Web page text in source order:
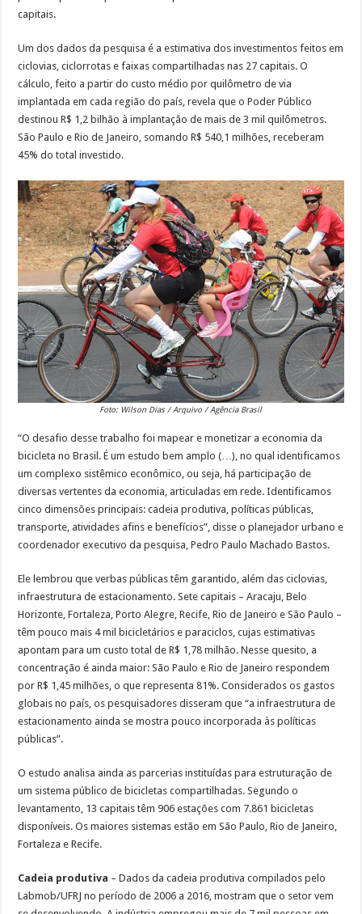
capitais.
Um dos dados da pesquisa é a estimativa dos investimentos feitos em
ciclovias, ciclorrotas e faixas compartilhadas nas 27 capitais. O
cálculo, feito a partir do custo médio por quilômetro de via
implantada em cada região do país, revela que o Poder Público
destinou R$ 1,2 bilhão à implantação de mais de 3 mil quilômetros.
São Paulo e Rio de Janeiro, somando R$ 540,1 milhões, receberam
45% do total investido.
Foto: Wilson Dias / Arquivo / Agência Brasil
“O desafio desse trabalho foi mapear e monetizar a economia da
bicicleta no Brasil. É um estudo bem amplo (…), no qual identificamos
um complexo sistêmico econômico, ou seja, há participação de
diversas vertentes da economia, articuladas em rede. Identificamos
cinco dimensões principais: cadeia produtiva, políticas públicas,
transporte, atividades afins e benefícios”, disse o planejador urbano e
coordenador executivo da pesquisa, Pedro Paulo Machado Bastos.
Ele lembrou que verbas públicas têm garantido, além das ciclovias,
infraestrutura de estacionamento. Sete capitais – Aracaju, Belo
Horizonte, Fortaleza, Porto Alegre, Recife, Rio de Janeiro e São Paulo –
têm pouco mais 4 mil bicicletários e paraciclos, cujas estimativas
apontam para um custo total de R$ 1,78 milhão. Nesse quesito, a
concentração é ainda maior: São Paulo e Rio de Janeiro respondem
por R$ 1,45 milhões, o que representa 81%. Considerados os gastos
globais no país, os pesquisadores disseram que “a infraestrutura de
estacionamento ainda se mostra pouco incorporada às políticas
públicas”.
O estudo analisa ainda as parcerias instituídas para estruturação de
um sistema público de bicicletas compartilhadas. Segundo o
levantamento, 13 capitais têm 906 estações com 7.861 bicicletas
disponíveis. Os maiores sistemas estão em São Paulo, Rio de Janeiro,
Fortaleza e Recife.
Cadeia produtiva – Dados da cadeia produtiva compilados pelo
Labmob/UFRJ no período de 2006 a 2016, mostram que o setor vem